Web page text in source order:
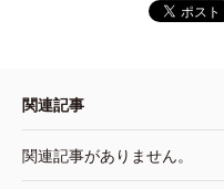
関連記事
関連記事がありません。